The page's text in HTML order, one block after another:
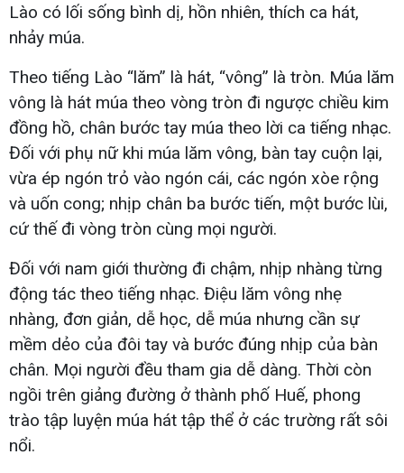
Lào có lối sống bình dị, hồn nhiên, thích ca hát,
nhảy múa.
Theo tiếng Lào “lăm” là hát, “vông” là tròn. Múa lăm
vông là hát múa theo vòng tròn đi ngược chiều kim
đồng hồ, chân bước tay múa theo lời ca tiếng nhạc.
Đối với phụ nữ khi múa lăm vông, bàn tay cuộn lại,
vừa ép ngón trỏ vào ngón cái, các ngón xòe rộng
và uốn cong; nhịp chân ba bước tiến, một bước lùi,
cứ thế đi vòng tròn cùng mọi người.
Đối với nam giới thường đi chậm, nhịp nhàng từng
động tác theo tiếng nhạc. Điệu lăm vông nhẹ
nhàng, đơn giản, dễ học, dễ múa nhưng cần sự
mềm dẻo của đôi tay và bước đúng nhịp của bàn
chân. Mọi người đều tham gia dễ dàng. Thời còn
ngồi trên giảng đường ở thành phố Huế, phong
trào tập luyện múa hát tập thể ở các trường rất sôi
nổi.